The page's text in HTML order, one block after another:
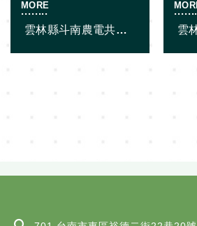
雲林縣斗南農電共生
雲